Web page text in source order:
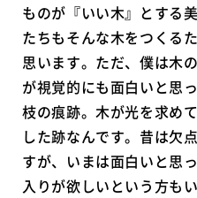
ものが『いい木』とする
たちもそんな木をつくる
思います。ただ、僕は木
が視覚的にも面白いと思
枝の痕跡。木が光を求め
した跡なんです。昔は欠
すが、いまは面白いと思
入りが欲しいという方も